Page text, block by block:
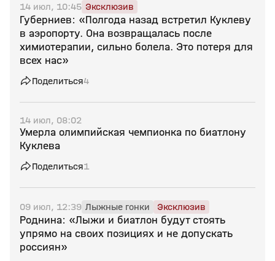
14 июл, 10:45 Эксклюзив
Губерниев: «Полгода назад встретил Куклеву
в аэропорту. Она возвращалась после
химиотерапии, сильно болела. Это потеря для
всех нас»
Поделиться4
14 июл, 08:02
Умерла олимпийская чемпионка по биатлону
Куклева
Поделиться1
09 июл, 12:39 Лыжные гонки Эксклюзив
Роднина: «Лыжи и биатлон будут стоять
упрямо на своих позициях и не допускать
россиян»